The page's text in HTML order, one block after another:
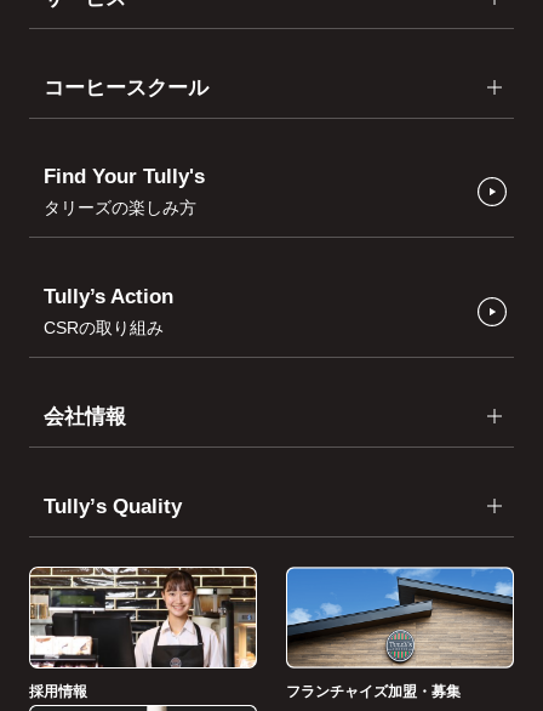
コーヒースクール
Find Your Tully's
タリーズの楽しみ方
Tully’s Action
CSRの取り組み
会社情報
Tullyʼs Quality
採用情報 フランチャイズ加盟・募集